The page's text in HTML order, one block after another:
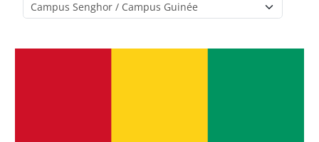
Catégories de cours